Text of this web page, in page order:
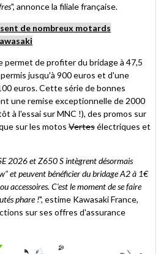
", annonce la filiale française.
de nombreux motards
de profiter du bridage à 47,5
jusqu'à 900 euros et d'une
euros. Cette série de bonnes
une remise exceptionnelle de 2000
à l'essai sur MNC !), des promos sur
sur les motos Vertesélectriques et
2026 et Z650 S intègrent désormais
et peuvent bénéficier du bridage A2 à 1€
accessoires. C'est le moment de se faire
phare !", estime Kawasaki France,
sur ses offres d'assurance